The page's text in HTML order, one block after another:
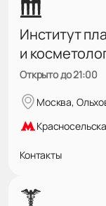
Институт
и
Открыто до 21:00
Москва,
Контакты